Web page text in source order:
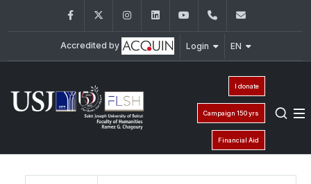
FacebookTwitter InstagramLinkedInYouTube+961 (1) 421 000
Accredited by Login EN
I donate
Campaign 150 yrs
Financial Aid